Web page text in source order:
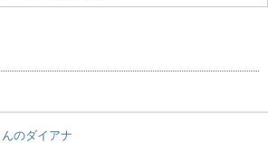
のダイアナ